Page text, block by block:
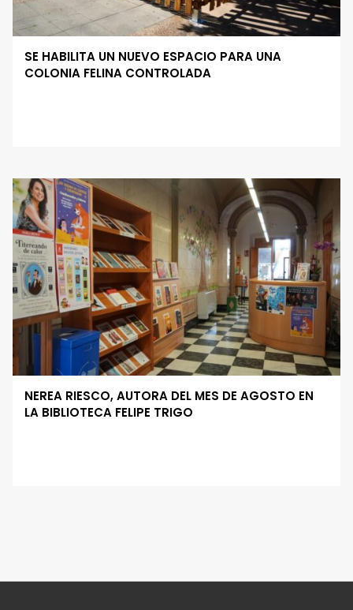
SE HABILITA UN NUEVO ESPACIO PARA UNA
COLONIA FELINA CONTROLADA
NEREA RIESCO, AUTORA DEL MES DE AGOSTO EN
LA BIBLIOTECA FELIPE TRIGO